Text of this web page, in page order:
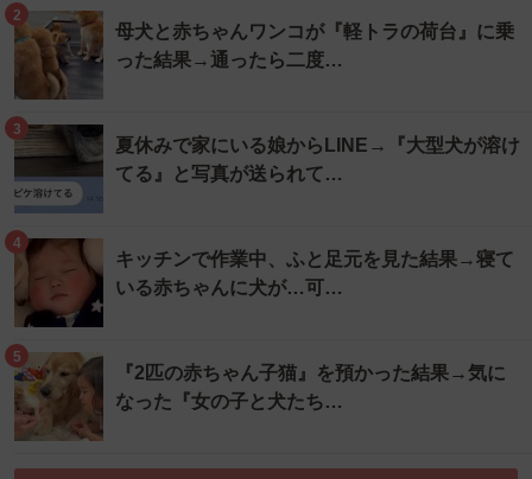
2
母犬と赤ちゃんワンコが『軽トラの荷台』に乗
った結果→通ったら二度…
3
夏休みで家にいる娘からLINE→『大型犬が溶け
てる』と写真が送られて…
4
キッチンで作業中、ふと足元を見た結果→寝て
いる赤ちゃんに犬が…可…
5
『2匹の赤ちゃん子猫』を預かった結果→気に
なった『女の子と犬たち…